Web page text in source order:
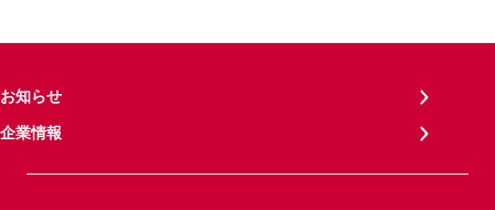
お知らせ
企業情報